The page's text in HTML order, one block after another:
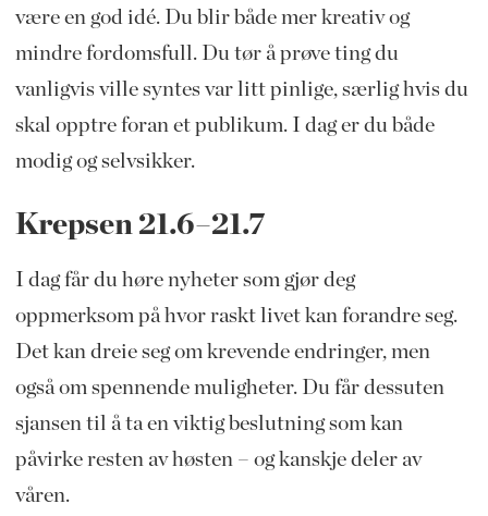
være en god idé. Du blir både mer kreativ og
mindre fordomsfull. Du tør å prøve ting du
vanligvis ville syntes var litt pinlige, særlig hvis du
skal opptre foran et publikum. I dag er du både
modig og selvsikker.
Krepsen 21.6–21.7
I dag får du høre nyheter som gjør deg
oppmerksom på hvor raskt livet kan forandre seg.
Det kan dreie seg om krevende endringer, men
også om spennende muligheter. Du får dessuten
sjansen til å ta en viktig beslutning som kan
påvirke resten av høsten – og kanskje deler av
våren.